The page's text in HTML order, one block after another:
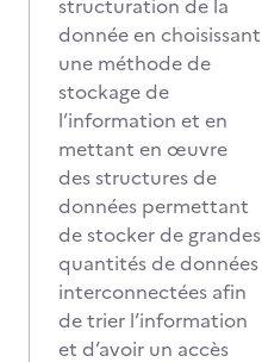
structuration de la
donnée en choisissant
une méthode de
stockage de
l’information et en
mettant en œuvre
des structures de
données permettant
de stocker de grandes
quantités de données
interconnectées afin
de trier l’information
et d’avoir un accès